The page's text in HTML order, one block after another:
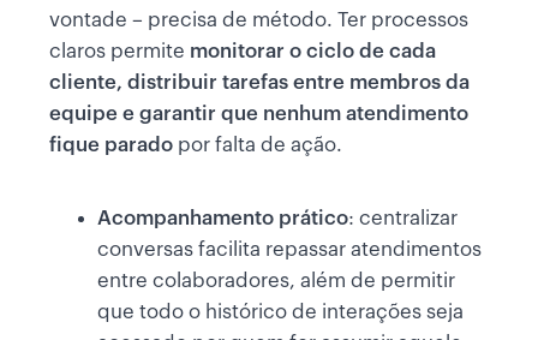
vontade – precisa de método. Ter processos
claros permite monitorar o ciclo de cada
cliente, distribuir tarefas entre membros da
equipe e garantir que nenhum atendimento
fique parado por falta de ação.
Acompanhamento prático: centralizar
conversas facilita repassar atendimentos
entre colaboradores, além de permitir
que todo o histórico de interações seja